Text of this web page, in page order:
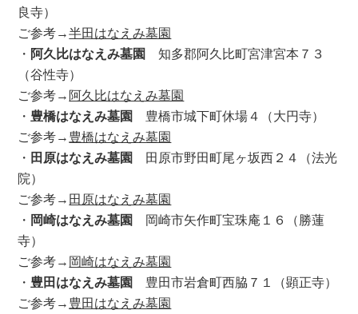
良寺）
ご参考→半田はなえみ墓園
・ 阿久比はなえみ墓園 知多郡阿久比町宮津宮本７３
（谷性寺）
ご参考→ 阿久比はなえみ墓園
・ 豊橋はなえみ墓園 豊橋市城下町休場４（大円寺）
ご参考→ 豊橋はなえみ墓園
・ 田原はなえみ墓園 田原市野田町尾ヶ坂西２４（法光
院）
ご参考→ 田原はなえみ墓園
・ 岡崎はなえみ墓園 岡崎市矢作町宝珠庵１６（勝蓮
寺）
ご参考→ 岡崎はなえみ墓園
・ 豊田はなえみ墓園 豊田市岩倉町西脇７１（顕正寺）
ご参考→ 豊田はなえみ墓園